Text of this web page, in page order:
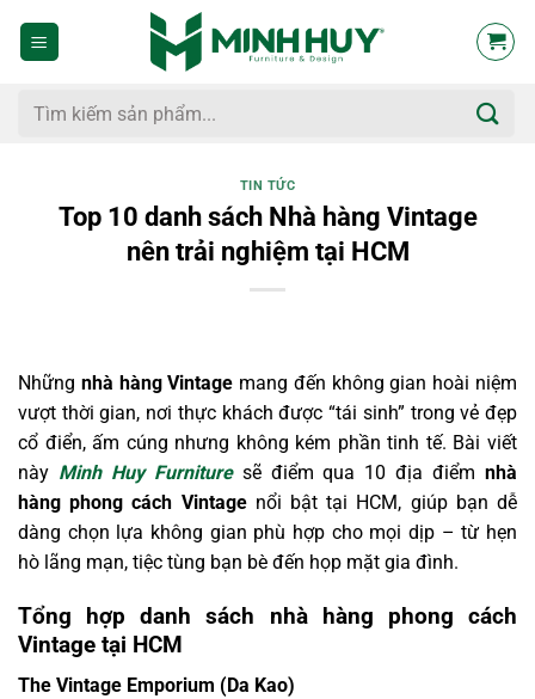
dung
Tìm
TIN TỨC
Top 10 danh sách Nhà hàng Vintage
nên trải nghiệm tại HCM
Những nhà hàng Vintage mang đến không gian hoài niệm
vượt thời gian, nơi thực khách được “tái sinh” trong vẻ đẹp
cổ điển, ấm cúng nhưng không kém phần tinh tế. Bài viết
này Minh Huy Furnituresẽ điểm qua 10 địa điểmnhà
hàng phong cách Vintagenổi bật tại HCM, giúp bạn dễ
dàng chọn lựa không gian phù hợp cho mọi dịp – từ hẹn
hò lãng mạn, tiệc tùng bạn bè đến họp mặt gia đình.
Tổng hợp danh sách nhà hàng phong cách
Vintage tại HCM
The Vintage Emporium (Da Kao)